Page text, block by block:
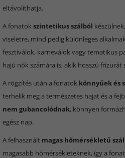
eltávolíthatja.
A fonatokszintetikus szálból
viseletre, mind pedig különleges
fesztiválok, karneválok vagy tematikus
hajú nők számára is, akik hosszú
A rögzítés után a fonatok könnyűek és
terhelik meg a természetes hajat és a
nem gubancolódnak, könnyen
egész nap.
A felhasznált magas hőmérsékletű szál
magasabb hőmérsékleteknek, így a